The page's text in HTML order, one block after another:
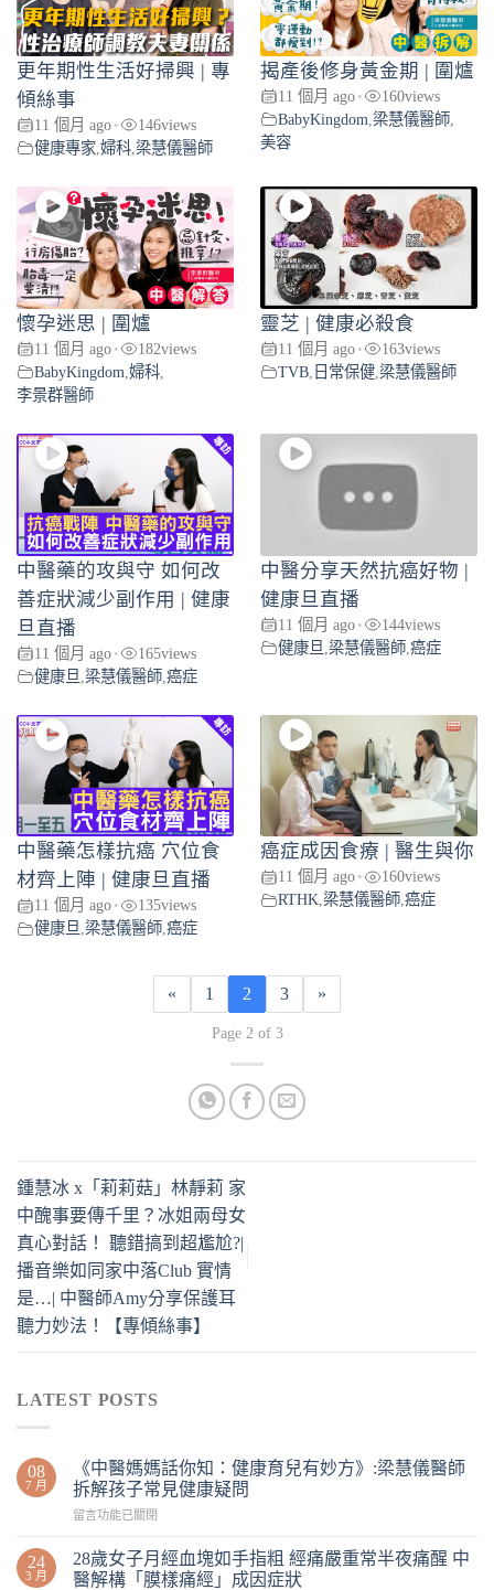
更年期性生活好掃興 | 專
傾絲事
11 個月 ago • 146views
健康專家 婦科 梁慧儀醫師
揭產後修身黃金期 | 圍爐
11 個月 ago • 160views
BabyKingdom 梁慧儀醫師
美容
懷孕迷思 | 圍爐
11 個月 ago • 182views
BabyKingdom 婦科
李景群醫師
靈芝 | 健康必殺食
11 個月 ago • 163views
TVB 日常保健 梁慧儀醫師
中醫藥的攻與守 如何改
善症狀減少副作用 | 健康
旦直播
11 個月 ago • 165views
健康旦 梁慧儀醫師 癌症
中醫分享天然抗癌好物 |
健康旦直播
11 個月 ago • 144views
健康旦 梁慧儀醫師 癌症
中醫藥怎樣抗癌 穴位食
材齊上陣 | 健康旦直播
11 個月 ago • 135views
健康旦,梁慧儀醫師,癌症
癌症成因食療 | 醫生與你
11 個月 ago • 160views
RTHK,梁慧儀醫師,癌症
« 1 2 3 »
Page 2 of 3
鍾慧冰 x「莉莉菇」林靜莉 家
中醜事要傳千里？冰姐兩母女
真心對話！ 聽錯搞到超尷尬?|
播音樂如同家中落Club 實情
是…| 中醫師Amy分享保護耳
聽力妙法！【專傾絲事】
LATEST POSTS
08
7 月
《中醫媽媽話你知：健康育兒有妙方》:梁慧儀醫師
拆解孩子常見健康疑問
留言功能已關閉
24
3 月
28歲女子月經血塊如手指粗 經痛嚴重常半夜痛醒 中
醫解構「膜樣痛經」成因症狀